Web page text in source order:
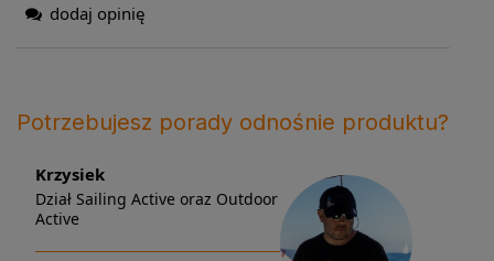
dodaj opinię
Potrzebujesz porady odnośnie produktu?
Krzysiek
Dział Sailing Active oraz Outdoor
Active